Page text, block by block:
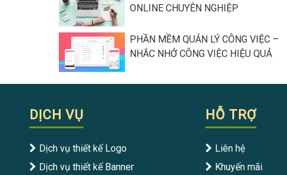
ONLINE CHUYÊN NGHIỆP
PHẦN MỀM QUẢN LÝ CÔNG VIỆC –
NHẮC NHỞ CÔNG VIỆC HIỆU QUẢ
DỊCH VỤ
Dịch vụ thiết kế Logo
Dịch vụ thiết kế Banner
HỖ TRỢ
Liên hệ
Khuyến mãi